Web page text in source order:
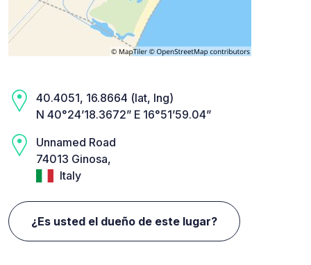
40.4051, 16.8664 (lat, lng)
N 40°24’18.3672” E 16°51’59.04”
Unnamed Road
74013 Ginosa,
Italy
¿Es usted el dueño de este lugar?